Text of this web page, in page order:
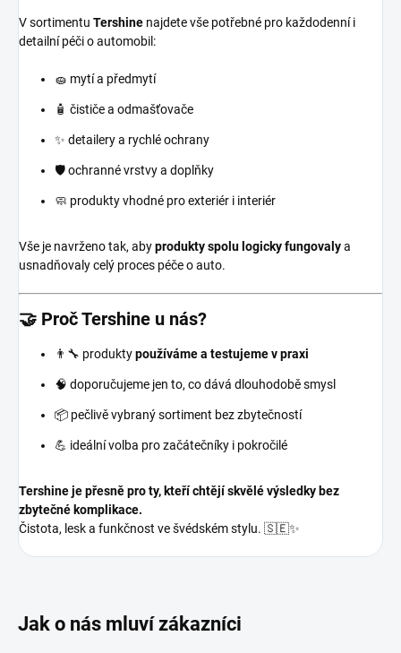
V sortimentu Tershine najdete vše potřebné pro každodenní i
detailní péči o automobil:
🧽 mytí a předmytí
🧴 čističe a odmašťovače
✨ detailery a rychlé ochrany
🛡️ ochranné vrstvy a doplňky
🧼 produkty vhodné pro exteriér i interiér
Vše je navrženo tak, abyprodukty spolu logicky fungovalya
usnadňovaly celý proces péče o auto.
🤝 Proč Tershine u nás?
👨‍🔧 produktypoužíváme a testujeme v praxi
🧠 doporučujeme jen to, co dává dlouhodobě smysl
📦 pečlivě vybraný sortiment bez zbytečností
💪 ideální volba pro začátečníky i pokročilé
Tershine je přesně pro ty, kteří chtějí skvělé výsledky bez
zbytečné komplikace.
Čistota, lesk a funkčnost ve švédském stylu. 🇸🇪✨